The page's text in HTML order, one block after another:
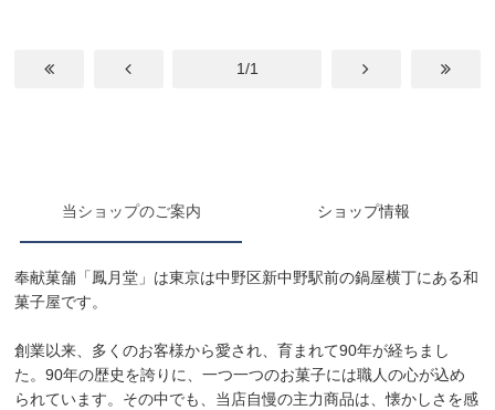
1/1
当ショップのご案内 ショップ情報
奉献菓舗「鳳月堂」は東京は中野区新中野駅前の鍋屋横丁にある和
菓子屋です。
創業以来、多くのお客様から愛され、育まれて90年が経ちまし
た。90年の歴史を誇りに、一つ一つのお菓子には職人の心が込め
られています。その中でも、当店自慢の主力商品は、懐かしさを感